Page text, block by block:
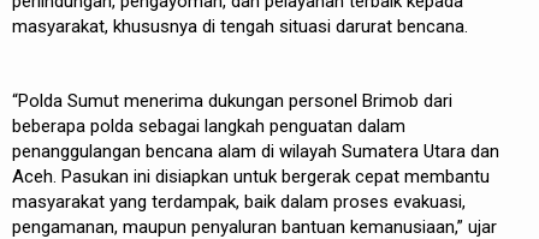
masyarakat, khususnya di tengah situasi darurat bencana.
“Polda Sumut menerima dukungan personel Brimob dari
beberapa polda sebagai langkah penguatan dalam
penanggulangan bencana alam di wilayah Sumatera Utara dan
Aceh. Pasukan ini disiapkan untuk bergerak cepat membantu
masyarakat yang terdampak, baik dalam proses evakuasi,
pengamanan, maupun penyaluran bantuan kemanusiaan,” ujar